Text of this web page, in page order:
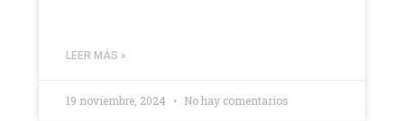
LEER MÁS »
19 noviembre, 2024 No hay comentarios